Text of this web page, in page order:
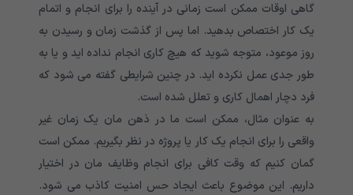
گاهی اوقات ممکن است زمانی در آینده را برای انجام و اتمام
یک کار اختصاص بدهید. اما پس از گذشت زمان و رسیدن به
روز موعود، متوجه شوید که هیچ کاری انجام نداده اید و یا به
طور جدی عمل نکرده اید. در چنین شرایطی گفته می شود که
فرد دچار اهمال کاری و تعلل شده است.
به عنوان مثال، ممکن است ما در ذهن مان یک زمان غیر
واقعی را برای انجام یک کار یا پروژه در نظر بگیریم. ممکن است
گمان کنیم که وقت کافی برای انجام وظایف مان در اختیار
داریم. این موضوع باعث ایجاد حس امنیت کاذب می شود.